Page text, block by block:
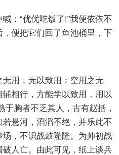
：“优优吃饭了!”我便依依不
便把它们回了鱼池桶里，下
用，无以致用；空用之无
相行，方能学以致用，用以
胸者不乏其人，古有赵括，
悬河，滔滔不绝，并乐此不
，不识战鼓隆隆。为帅初战
人亡。由此可见，纸上谈兵